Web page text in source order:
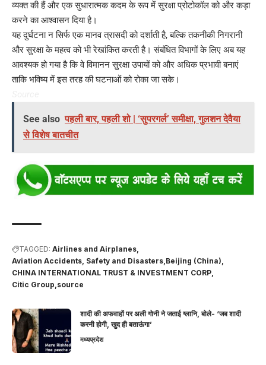
व्यक्त की हैं और एक सुधारात्मक कदम के रूप में सुरक्षा प्रोटोकॉल को और कड़ा
करने का आश्वासन दिया है।
यह दुर्घटना न सिर्फ एक मानव त्रासदी को दर्शाती है, बल्कि तकनीकी निगरानी
और सुरक्षा के महत्व को भी रेखांकित करती है। संबंधित विभागों के लिए अब यह
आवश्यक हो गया है कि वे विमानन सुरक्षा उपायों को और अधिक प्रभावी बनाएं
ताकि भविष्य में इस तरह की घटनाओं को रोका जा सके।
See also पहली बार, पहली शो | ‘सुपरगर्ल’ समीक्षा, गुलशन देवैया
से विशेष बातचीत
TAGGED: Airlines and Airplanes
Aviation Accidents, Safety and Disasters Beijing (China)
CHINA INTERNATIONAL TRUST & INVESTMENT CORP
Citic Group source
शादी की अफवाहों पर अली गोनी ने जताई ग्लानि, बोले- ‘जब शादी
करनी होगी, खुद ही बताऊंगा’
मध्यप्रदेश